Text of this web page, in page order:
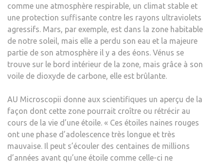
comme une atmosphère respirable, un climat stable et
une protection suffisante contre les rayons ultraviolets
agressifs. Mars, par exemple, est dans la zone habitable
de notre soleil, mais elle a perdu son eau et la majeure
partie de son atmosphère il y a des éons. Vénus se
trouve sur le bord intérieur de la zone, mais grâce à son
voile de dioxyde de carbone, elle est brûlante.
AU Microscopii donne aux scientifiques un aperçu de la
façon dont cette zone pourrait croître ou rétrécir au
cours de la vie d’une étoile. « Ces étoiles naines rouges
ont une phase d’adolescence très longue et très
mauvaise. Il peut s’écouler des centaines de millions
d’années avant qu’une étoile comme celle-ci ne